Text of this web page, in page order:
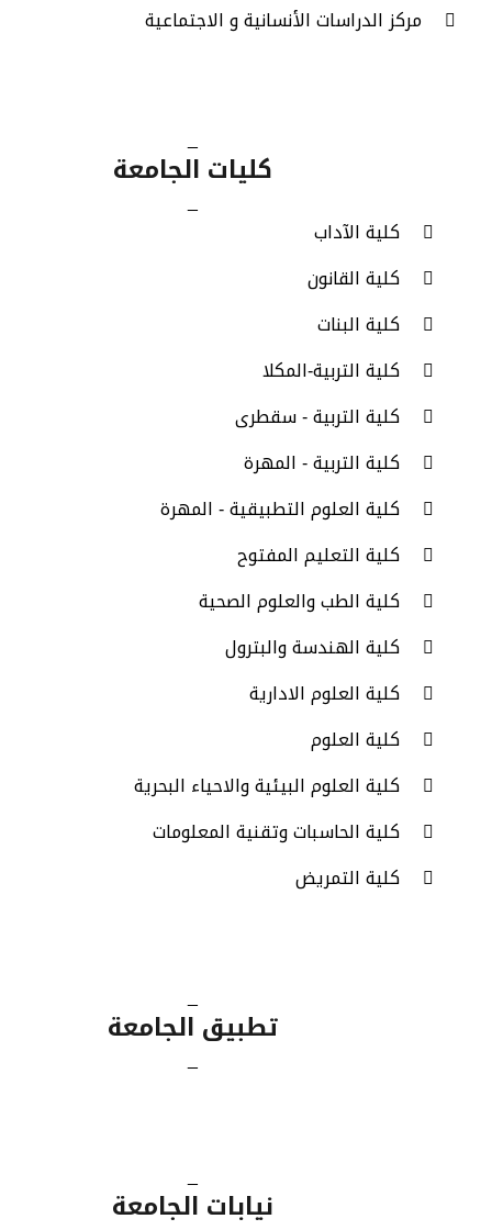
مركز الدراسات الأنسانية و الاجتماعية
_
كليات الجامعة
_
كلية الآداب
كلية القانون
كلية البنات
كلية التربية-المكلا
كلية التربية - سقطرى
كلية التربية - المهرة
كلية العلوم التطبيقية - المهرة
كلية التعليم المفتوح
كلية الطب والعلوم الصحية
كلية الهندسة والبترول
كلية العلوم الادارية
كلية العلوم
كلية العلوم البيئية والاحياء البحرية
كلية الحاسبات وتقنية المعلومات
كلية التمريض
_
تطبيق الجامعة
_
_
نيابات الجامعة